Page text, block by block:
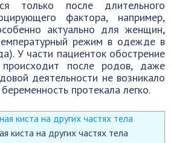
только после длительного
фактора, например,
актуально для женщин,
режим в одежде в
У части пациенток обострение
происходит после родов, даже
деятельности не возникало
протекала легко.
киста на других частях тела